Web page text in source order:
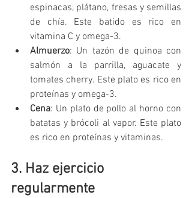
espinacas, plátano, fresas y semillas
de chía. Este batido es rico en
vitamina C y omega-3.
Almuerzo: Un tazón de quinoa con
salmón a la parrilla, aguacate y
tomates cherry. Este plato es rico en
proteínas y omega-3.
Cena: Un plato de pollo al horno con
batatas y brócoli al vapor. Este plato
es rico en proteínas y vitaminas.
3. Haz ejercicio
regularmente